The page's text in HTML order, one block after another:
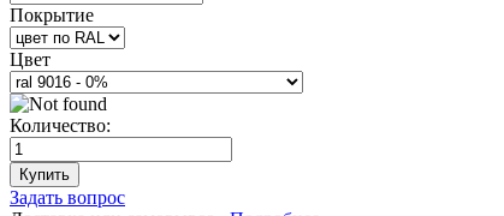
Покрытие
Цвет
Количество:
Купить
Задать вопрос